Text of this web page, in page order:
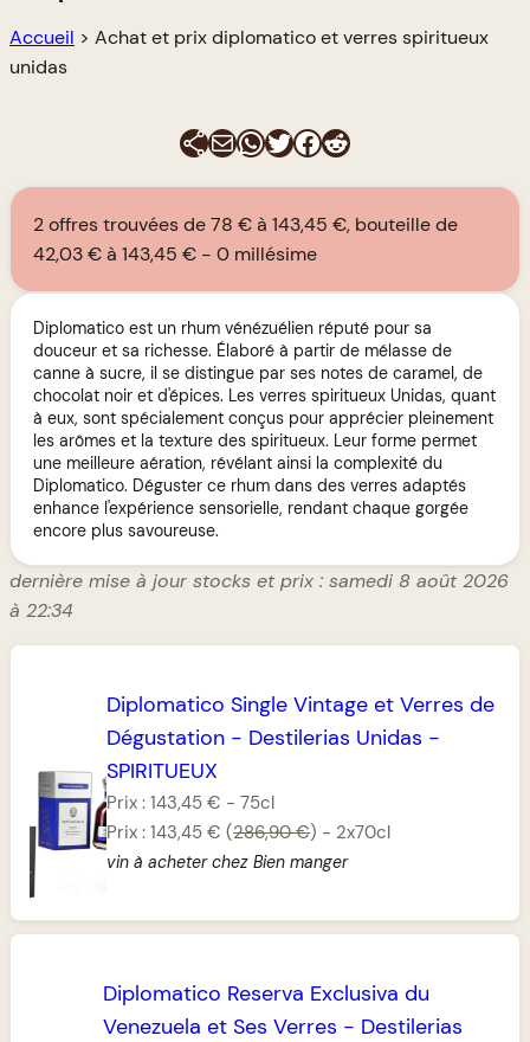
Accueil > Achat et prix diplomatico et verres spiritueux
unidas
E-mailWhatsApp
Twitter
Facebook
Reddit
2 offres trouvées de 78 € à 143,45 €, bouteille de
42,03 € à 143,45 €
0 millésime
Diplomatico est un rhum vénézuélien réputé pour sa
douceur et sa richesse. Élaboré à partir de mélasse de
canne à sucre, il se distingue par ses notes de caramel, de
chocolat noir et d'épices. Les verres spiritueux Unidas, quant
à eux, sont spécialement conçus pour apprécier pleinement
les arômes et la texture des spiritueux. Leur forme permet
une meilleure aération, révélant ainsi la complexité du
Diplomatico. Déguster ce rhum dans des verres adaptés
enhance l'expérience sensorielle, rendant chaque gorgée
encore plus savoureuse.
dernière mise à jour stocks et prix : samedi 8 août 2026
à 22:34
Diplomatico Single Vintage et Verres de
Dégustation - Destilerias Unidas -
SPIRITUEUX
Prix :143,45 € -75cl
Prix :143,45 € (286,90 €) - 2x70cl
vin à acheter chez Bien manger
Diplomatico Reserva Exclusiva du
Venezuela et Ses Verres - Destilerias